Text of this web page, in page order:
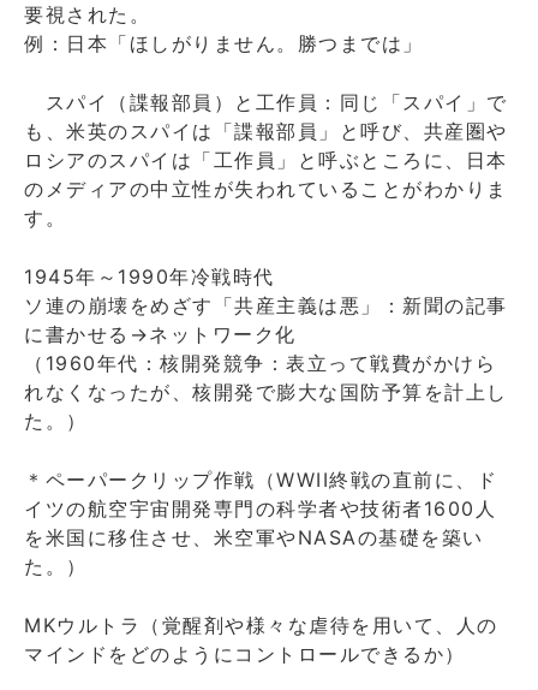
要視された。
例：日本「ほしがりません。勝つまでは」
スパイ（諜報部員）と工作員：同じ「スパイ」で
も、米英のスパイは「諜報部員」と呼び、共産圏や
ロシアのスパイは「工作員」と呼ぶところに、日本
のメディアの中立性が失われていることがわかりま
す。
1945年～1990年冷戦時代
ソ連の崩壊をめざす「共産主義は悪」：新聞の記事
に書かせる→ネットワーク化
（1960年代：核開発競争：表立って戦費がかけら
れなくなったが、核開発で膨大な国防予算を計上し
た。）
＊ペーパークリップ作戦（WWII終戦の直前に、ド
イツの航空宇宙開発専門の科学者や技術者1600人
を米国に移住させ、米空軍やNASAの基礎を築い
た。）
MKウルトラ（覚醒剤や様々な虐待を用いて、人の
マインドをどのようにコントロールできるか）